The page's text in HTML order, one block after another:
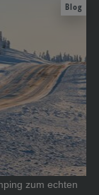
Blog
zum echten